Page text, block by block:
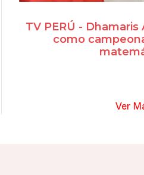
TV PERÚ -
como
Ver